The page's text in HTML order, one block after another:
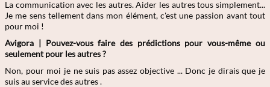
La communication avec les autres. Aider les autres tous simplement...
Je me sens tellement dans mon élément, c'est une passion avant tout
pour moi !
Avigora | Pouvez-vous faire des prédictions pour vous-même ou
seulement pour les autres ?
Non, pour moi je ne suis pas assez objective ... Donc je dirais que je
suis au service des autres .